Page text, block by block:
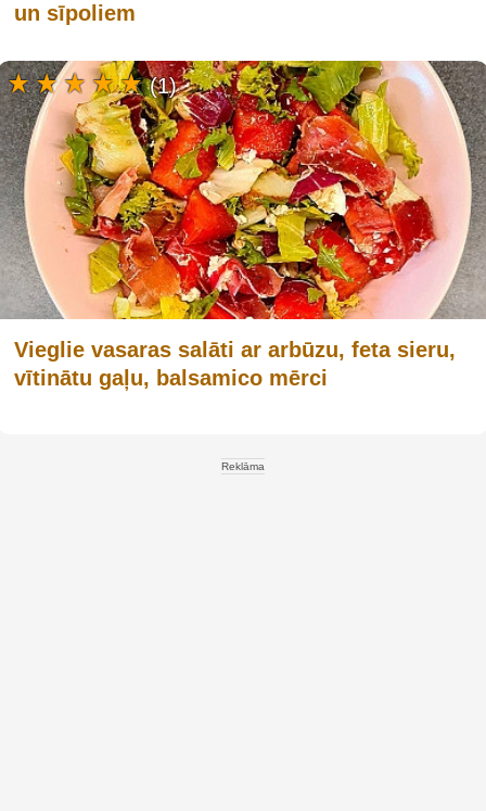
un sīpoliem
Vieglie vasaras salāti ar arbūzu, feta sieru,
vītinātu gaļu, balsamico mērci
(1)
Reklāma